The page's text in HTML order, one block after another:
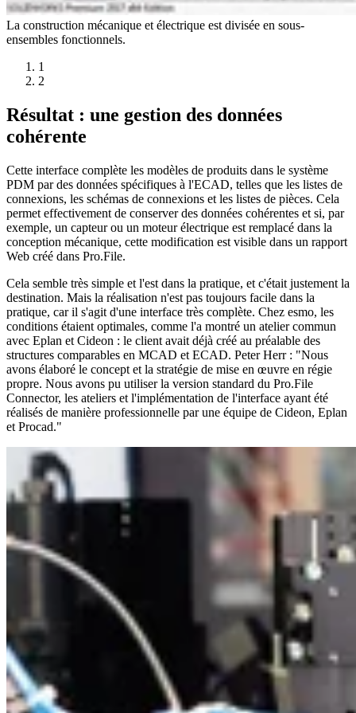
La construction mécanique et électrique est divisée en sous-
ensembles fonctionnels.
1
2
Résultat : une gestion des données
cohérente
Cette interface complète les modèles de produits dans le système
PDM par des données spécifiques à l'ECAD, telles que les listes de
connexions, les schémas de connexions et les listes de pièces. Cela
permet effectivement de conserver des données cohérentes et si, par
exemple, un capteur ou un moteur électrique est remplacé dans la
conception mécanique, cette modification est visible dans un rapport
Web créé dans Pro.File.
Cela semble très simple et l'est dans la pratique, et c'était justement la
destination. Mais la réalisation n'est pas toujours facile dans la
pratique, car il s'agit d'une interface très complète. Chez esmo, les
conditions étaient optimales, comme l'a montré un atelier commun
avec Eplan et Cideon : le client avait déjà créé au préalable des
structures comparables en MCAD et ECAD. Peter Herr : "Nous
avons élaboré le concept et la stratégie de mise en œuvre en régie
propre. Nous avons pu utiliser la version standard du Pro.File
Connector, les ateliers et l'implémentation de l'interface ayant été
réalisés de manière professionnelle par une équipe de Cideon, Eplan
et Procad."